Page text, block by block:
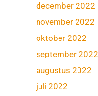
december 2022
november 2022
oktober 2022
september 2022
augustus 2022
juli 2022